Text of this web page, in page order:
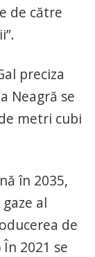
de către
preciza
Neagră se
metri cubi
în 2035,
al
de
2021 se